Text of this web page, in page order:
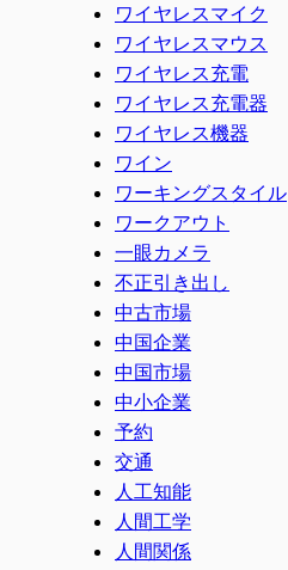
ワイヤレスマイク
ワイヤレスマウス
ワイヤレス充電
ワイヤレス充電器
ワイヤレス機器
ワイン
ワーキングスタイル
ワークアウト
一眼カメラ
不正引き出し
中古市場
中国企業
中国市場
中小企業
予約
交通
人工知能
人間工学
人間関係